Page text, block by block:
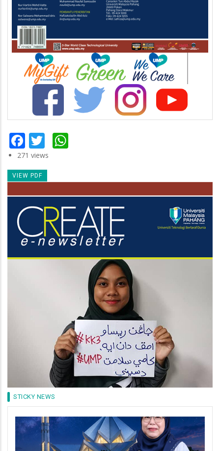
Facebook
Twitter
271 views
VIEW PDF
STICKY NEWS